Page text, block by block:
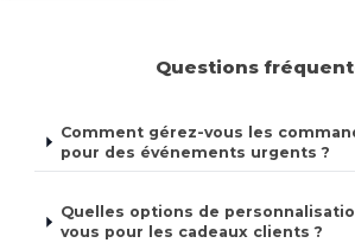
Questions
Comment gérez-vous les
pour des événements urgents ?
Quelles options de
vous pour les cadeaux clients ?